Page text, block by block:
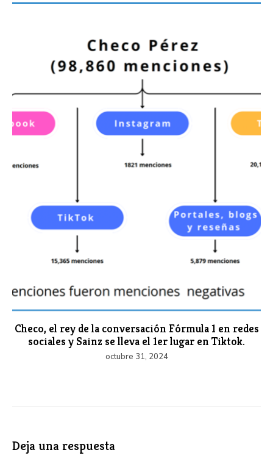
Checo, el rey de la conversación Fórmula 1 en redes
sociales y Sainz se lleva el 1er lugar en Tiktok.
octubre 31, 2024
Deja una respuesta